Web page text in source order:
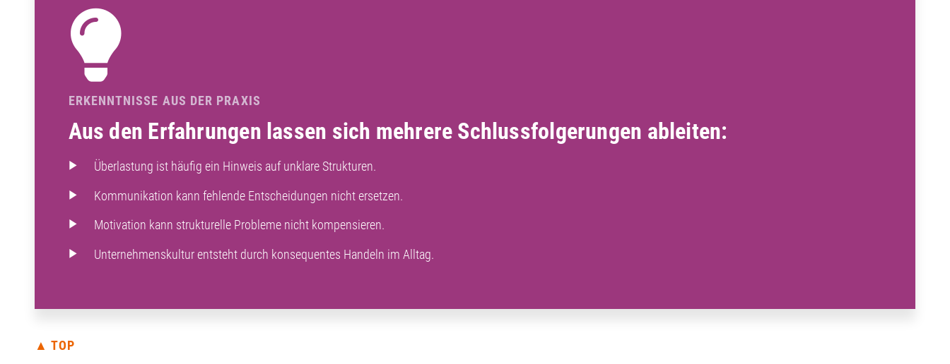
ERKENNTNISSE AUS DER PRAXIS
Aus den Erfahrungen lassen sich mehrere Schlussfolgerungen ableiten:
Überlastung ist häufig ein Hinweis auf unklare Strukturen.
Kommunikation kann fehlende Entscheidungen nicht ersetzen.
Motivation kann strukturelle Probleme nicht kompensieren.
Unternehmenskultur entsteht durch konsequentes Handeln im Alltag.
▲ TOP